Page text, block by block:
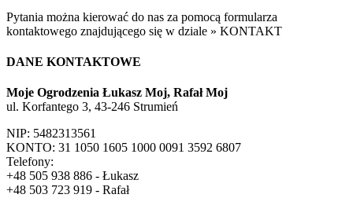
Pytania można kierować do nas za pomocą formularza
kontaktowego znajdującego się w dziale » KONTAKT
DANE KONTAKTOWE
Moje Ogrodzenia Łukasz Moj, Rafał Moj
ul. Korfantego 3, 43-246 Strumień
NIP: 5482313561
KONTO: 31 1050 1605 1000 0091 3592 6807
Telefony:
+48 505 938 886 - Łukasz
+48 503 723 919 - Rafał